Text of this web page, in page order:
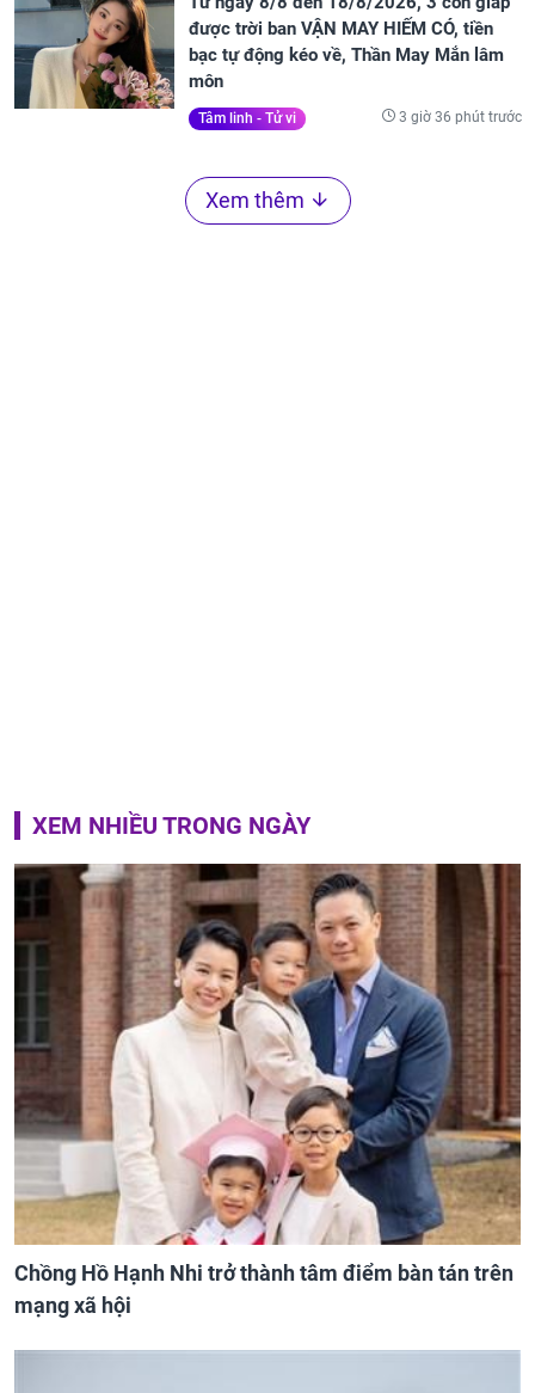
được trời ban VẬN MAY HIẾM CÓ, tiền
bạc tự động kéo về, Thần May Mắn lâm
môn
Tâm linh - Tử vi 3 giờ 36 phút trước
Xem thêm
XEM NHIỀU TRONG NGÀY
Chồng Hồ Hạnh Nhi trở thành tâm điểm bàn tán trên
mạng xã hội